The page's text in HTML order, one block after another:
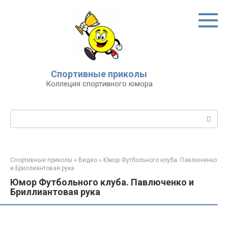
Спортивные приколы
Коллеция спортивного юмора
Спортивные приколы » Видео » Юмор Футбольного клуба. Павлюченко
и Бриллиантовая рука
Юмор Футбольного клуба. Павлюченко и
Бриллиантовая рука